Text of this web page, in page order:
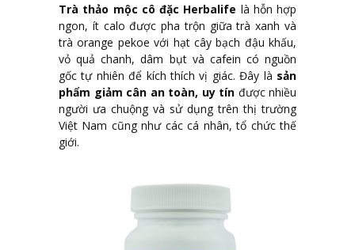
Trà thảo mộc cô đặc Herbalife là hỗn hợp
ngon, ít calo được pha trộn giữa trà xanh và
trà orange pekoe với hạt cây bạch đậu khấu,
vỏ quả chanh, dâm bụt và cafein có nguồn
gốc tự nhiên để kích thích vị giác. Đây là sản
phẩm giảm cân an toàn, uy tín được nhiều
người ưa chuộng và sử dụng trên thị trường
Việt Nam cũng như các cá nhân, tổ chức thế
giới.